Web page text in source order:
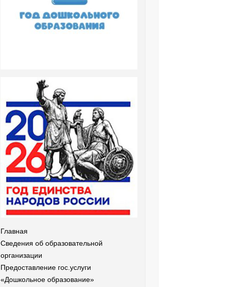
Главная
Сведения об образовательной
организации
Предоставление гос.услуги
«Дошкольное образование»